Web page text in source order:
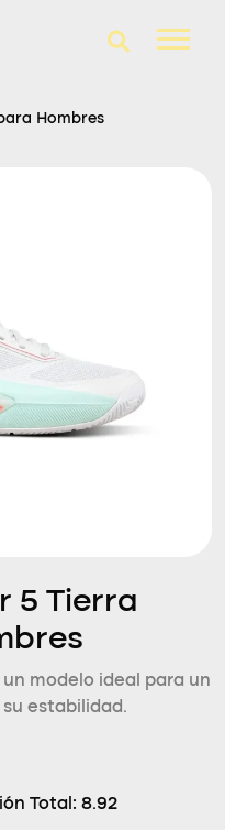
Hombres
5 Tierra
modelo ideal para un
estabilidad.
Total: 8.92